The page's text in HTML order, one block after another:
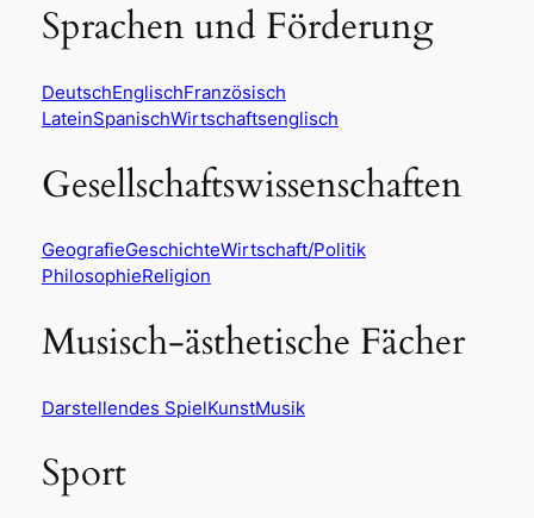
Sprachen und Förderung
DeutschEnglischFranzösisch
LateinSpanischWirtschaftsenglisch
Gesellschaftswissenschaften
GeografieGeschichteWirtschaft/Politik
PhilosophieReligion
Musisch-ästhetische Fächer
Darstellendes SpielKunstMusik
Sport